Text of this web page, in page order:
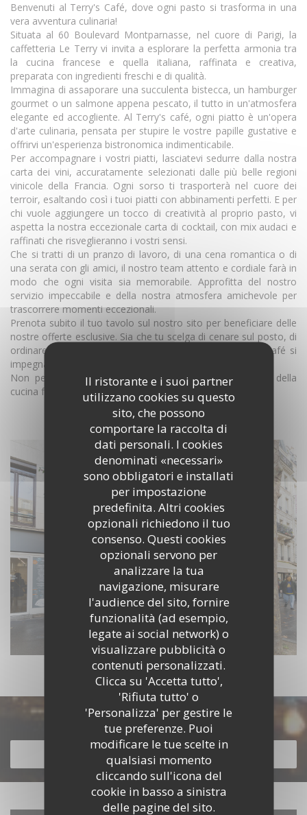
Il ristorante e i suoi partner
utilizzano cookies su questo
sito, che possono
comportare la raccolta di
dati personali. I cookies
denominati «necessari»
sono obbligatori e installati
per impostazione
predefinita. Altri cookies
opzionali richiedono il tuo
consenso. Questi cookies
opzionali servono per
analizzare la tua
navigazione, misurare
l'audience del sito, fornire
funzionalità (ad esempio,
legate ai social network) o
visualizzare pubblicità o
contenuti personalizzati.
Clicca su 'Accetta tutto',
'Rifiuta tutto' o
'Personalizza' per gestire le
tue preferenze. Puoi
modificare le tue scelte in
qualsiasi momento
cliccando sull'icona del
cookie in basso a sinistra
delle pagine del sito.
Benvenuti al Terry's Café, dove ogni pasto si trasforma in una
vera avventura culinaria!
Situata al 60 Boulevard Montparnasse, nel cuore di Parigi, la
caffetteria Le Terry vi invita a esplorare la perfetta armonia tra
la cucina francese e quella italiana, raffinata e creativa,
preparata con ingredienti freschi e di qualità.
Immagina di assaporare una succulenta bistecca, un hamburger
gourmet o un salmone appena pescato, il tutto in un'atmosfera
elegante ed accogliente. Al Terry's café, ogni piatto è un'opera
d'arte culinaria, pensata per stupire le vostre papille gustative e
offrirvi un'esperienza bistronomica indimenticabile.
Per accompagnare i vostri piatti, lasciatevi sedurre dalla nostra
carta dei vini, accuratamente selezionati dalle più belle regioni
vinicole della Francia. Ogni sorso ti trasporterà nel cuore dei
terroir, esaltando così i tuoi piatti con abbinamenti perfetti. E per
chi vuole aggiungere un tocco di creatività al proprio pasto, vi
aspetta la nostra eccezionale carta di cocktail, con mix audaci e
raffinati che risveglieranno i vostri sensi.
Che si tratti di un pranzo di lavoro, di una cena romantica o di
una serata con gli amici, il nostro team attento e cordiale farà in
modo che ogni visita sia memorabile. Approfitta del nostro
servizio impeccabile e della nostra atmosfera amichevole per
trascorrere momenti eccezionali.
Prenota subito il tuo tavolo sul nostro sito per beneficiare delle
nostre offerte esclusive. Sia che tu scelga di cenare sul posto, di
ordinare da asporto o di fartelo consegnare, il Terry's Café si
impegna a fornirti qualità e servizio impeccabili.
Non perdere questa occasione per scoprire l'eccellenza della
cucina franco-italiana nel cuore di Parigi!
SCOPRI IL LUOGO
Scopri la nostra carta
SCOPRI LA NOSTRA CARTA